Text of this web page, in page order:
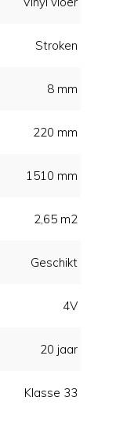
Stroken
8 mm
220 mm
1510 mm
2,65 m2
Geschikt
4V
20 jaar
Klasse 33